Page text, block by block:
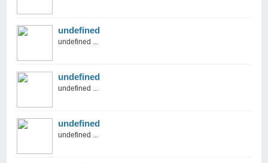
undefined
undefined ...
undefined
undefined ...
undefined
undefined ...